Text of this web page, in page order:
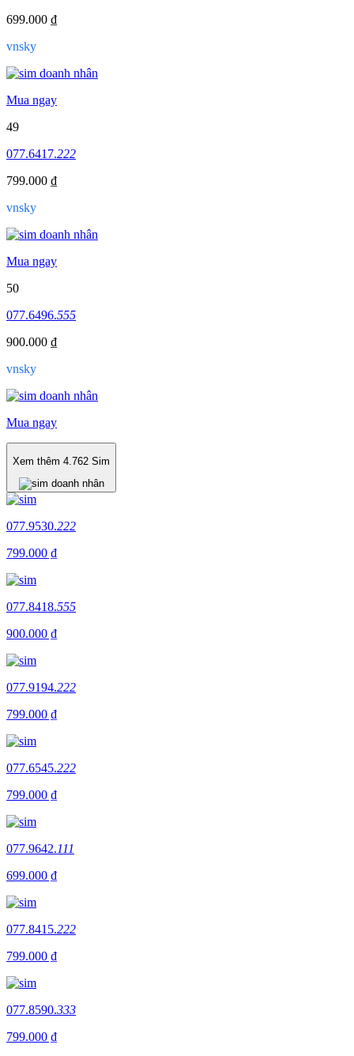
699.000 ₫
vnsky
Mua ngay
49
077.6417.222
799.000 ₫
vnsky
Mua ngay
50
077.6496.555
900.000 ₫
vnsky
Mua ngay
Xem thêm 4.762 Sim
077.9530.222
799.000 ₫
077.8418.555
900.000 ₫
077.9194.222
799.000 ₫
077.6545.222
799.000 ₫
077.9642.111
699.000 ₫
077.8415.222
799.000 ₫
077.8590.333
799.000 ₫